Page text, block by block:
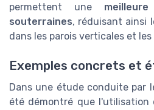
permettent une
souterraines, réduisant ainsi
dans les parois verticales et
Exemples concrets et
Dans une étude conduite par
été démontré que